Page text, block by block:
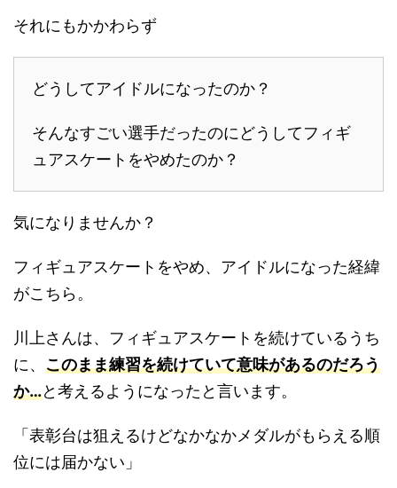
それにもかかわらず
どうしてアイドルになったのか？
そんなすごい選手だったのにどうしてフィギ
ュアスケートをやめたのか？
気になりませんか？
フィギュアスケートをやめ、アイドルになった経緯
がこちら。
川上さんは、フィギュアスケートを続けているうち
に、 このまま練習を続けていて意味があるのだろう
か…と考えるようになったと言います。
「表彰台は狙えるけどなかなかメダルがもらえる順
位には届かない」